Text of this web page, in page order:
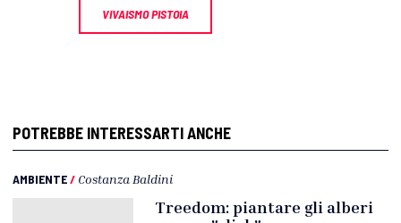
VIVAISMO PISTOIA
POTREBBE INTERESSARTI ANCHE
AMBIENTE/ Costanza Baldini
Treedom: piantare gli alberi